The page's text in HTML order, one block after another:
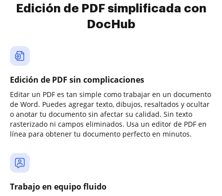
Edición de PDF simplificada con
DocHub
Edición de PDF sin complicaciones
Editar un PDF es tan simple como trabajar en un documento
de Word. Puedes agregar texto, dibujos, resaltados y ocultar
o anotar tu documento sin afectar su calidad. Sin texto
rasterizado ni campos eliminados. Usa un editor de PDF en
línea para obtener tu documento perfecto en minutos.
Trabajo en equipo fluido